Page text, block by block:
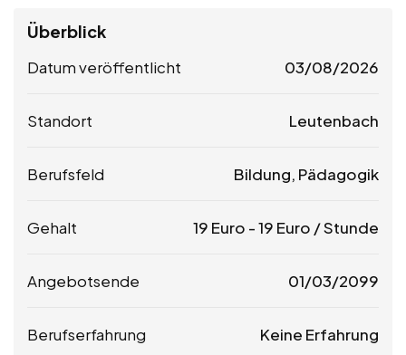
Überblick
Datum veröffentlicht 03/08/2026
Standort Leutenbach
Berufsfeld Bildung, Pädagogik
Gehalt 19 Euro -19 Euro / Stunde
Angebotsende 01/03/2099
Berufserfahrung Keine Erfahrung